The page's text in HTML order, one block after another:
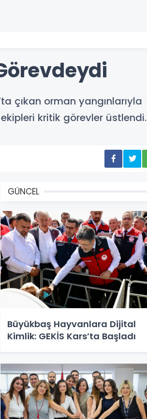
çıkan orman yangınlarıyla
kritik görevler üstlendi.
GÜNCEL
Büyükbaş Hayvanlara Dijital
Kimlik: GEKİS Kars’ta Başladı